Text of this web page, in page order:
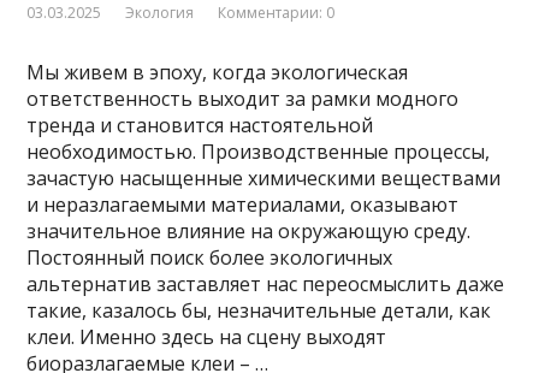
03.03.2025 Экология Комментарии: 0
Мы живем в эпоху, когда экологическая
ответственность выходит за рамки модного
тренда и становится настоятельной
необходимостью. Производственные процессы,
зачастую насыщенные химическими веществами
и неразлагаемыми материалами, оказывают
значительное влияние на окружающую среду.
Постоянный поиск более экологичных
альтернатив заставляет нас переосмыслить даже
такие, казалось бы, незначительные детали, как
клеи. Именно здесь на сцену выходят
биоразлагаемые клеи – …